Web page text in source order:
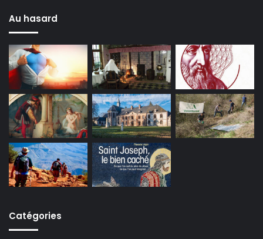
Au hasard
Catégories